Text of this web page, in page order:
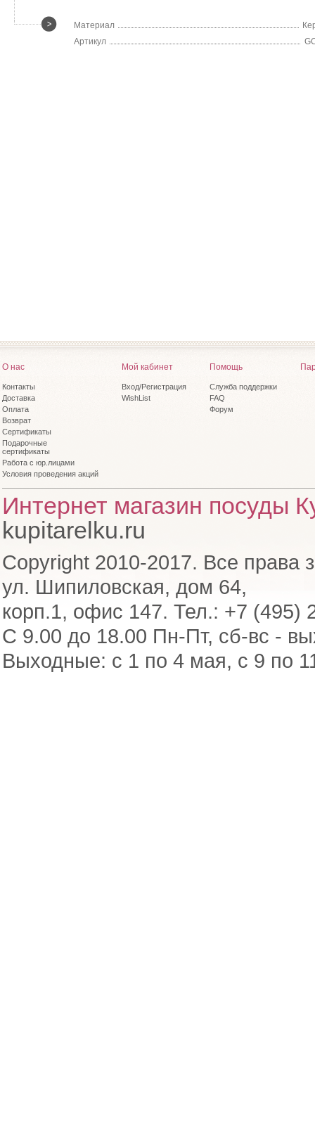
Материал
Артикул
О нас
Контакты
Доставка
Оплата
Возврат
Сертификаты
Подарочные
сертификаты
Работа с юр.лицами
Условия проведения акций
Мой кабинет
Вход/Регистрация
WishList
Помощь
Служба поддержки
FAQ
Форум
Интернет магазин посуды
kupitarelku.ru
Copyright 2010-2017. Все права
ул. Шипиловская, дом 64,
корп.1, офис 147. Тел.: +7 (495)
С 9.00 до 18.00 Пн-Пт, сб-вс -
Выходные: с 1 по 4 мая, с 9 по